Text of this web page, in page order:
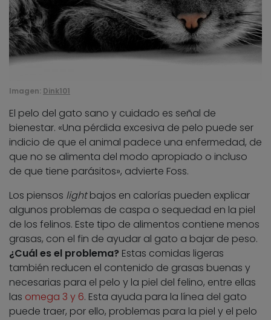
Imagen: Dink101
El pelo del gato sano y cuidado es señal de
bienestar. «Una pérdida excesiva de pelo puede ser
indicio de que el animal padece una enfermedad, de
que no se alimenta del modo apropiado o incluso
de que tiene parásitos», advierte Foss.
Los piensos lightbajos en calorías pueden explicar
algunos problemas de caspa o sequedad en la piel
de los felinos. Este tipo de alimentos contiene menos
grasas, con el fin de ayudar al gato a bajar de peso.
¿Cuál es el problema? Estas comidas ligeras
también reducen el contenido de grasas buenas y
necesarias para el pelo y la piel del felino, entre ellas
las omega 3 y 6. Esta ayuda para la línea del gato
puede traer, por ello, problemas para la piel y el pelo